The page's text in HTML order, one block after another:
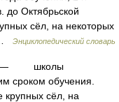
до Октябрьской
сёл, на некоторых
Энциклопедический словарь
школы
сроком обучения.
крупных сёл, на